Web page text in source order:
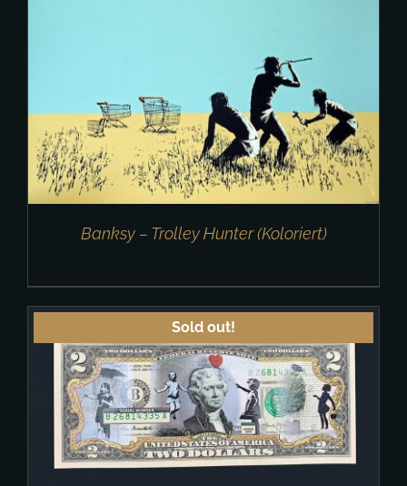
Banksy – Trolley Hunter (Koloriert)
Sold out!